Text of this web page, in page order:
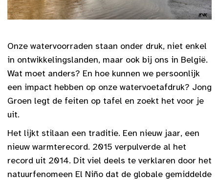
Onze watervoorraden staan onder druk, niet enkel
in ontwikkelingslanden, maar ook bij ons in België.
Wat moet anders? En hoe kunnen we persoonlijk
een impact hebben op onze watervoetafdruk? Jong
Groen legt de feiten op tafel en zoekt het voor je
uit.
Het lijkt stilaan een traditie. Een nieuw jaar, een
nieuw warmterecord. 2015 verpulverde al het
record uit 2014. Dit viel deels te verklaren door het
natuurfenomeen El Niño dat de globale gemiddelde